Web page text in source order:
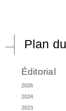
Plan
Éditorial
2026
2024
2023